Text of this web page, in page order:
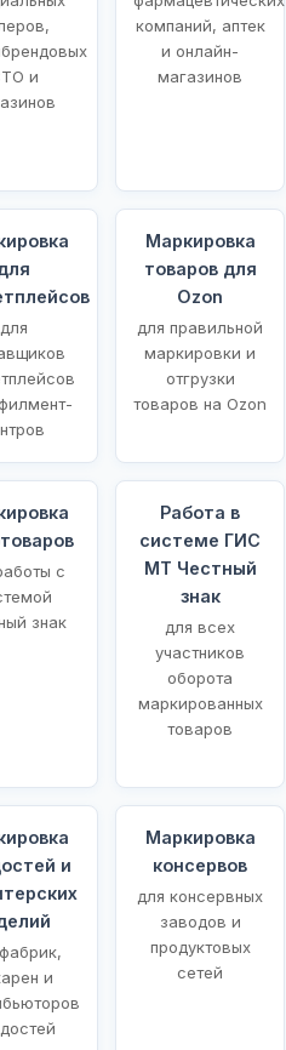
и
компаний, аптек
и онлайн-
магазинов
для
Маркировка
товаров для
Ozon
для правильной
маркировки и
отгрузки
товаров на Ozon
с
знак
Работа в
системе ГИС
МТ Честный
знак
для всех
участников
оборота
маркированных
товаров
и
и
Маркировка
консервов
для консервных
заводов и
продуктовых
сетей